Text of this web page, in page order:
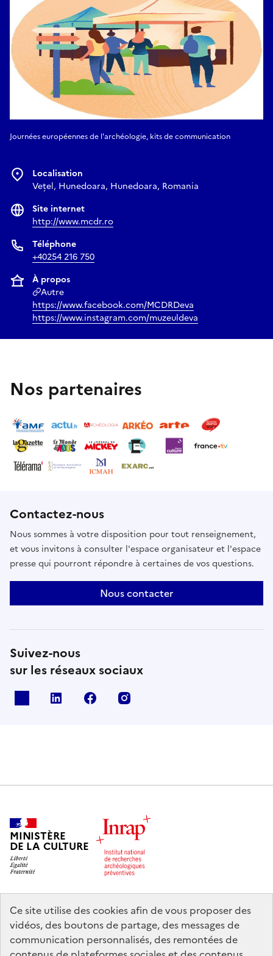
Ce site utilise des cookies afin de vous proposer des
vidéos, des boutons de partage, des messages de
communication personnalisés, des remontées de
Journées européennes de l'archéologie, kits de communication
Localisation
Vețel, Hunedoara, Hunedoara, Romania
Site internet
http://www.mcdr.ro
Téléphone
+40254 216 750
À propos
Autre
https://www.facebook.com/MCDRDeva
https://www.instagram.com/muzeuldeva
Nos partenaires
Contactez-nous
Nous sommes à votre disposition pour tout renseignement,
et vous invitons à consulter l'espace organisateur et l'espace
presse qui pourront répondre à certaines de vos questions.
Nous contacter
Suivez-nous
sur les réseaux sociaux
Linkedin Facebook
MINISTÈRE
DE LA CULTURE
legifrance.gouv.fr
info.gouv.fr
service-public.gouv.fr
data.gouv.fr